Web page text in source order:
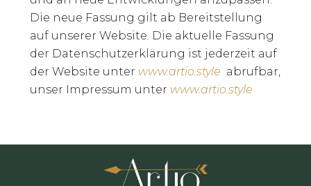
Die neue Fassung gilt ab Bereitstellung
auf unserer Website. Die aktuelle Fassung
der Datenschutzerklärung ist jederzeit auf
der Website unter www.artio.style abrufbar,
unser Impressum unter www.artio.style